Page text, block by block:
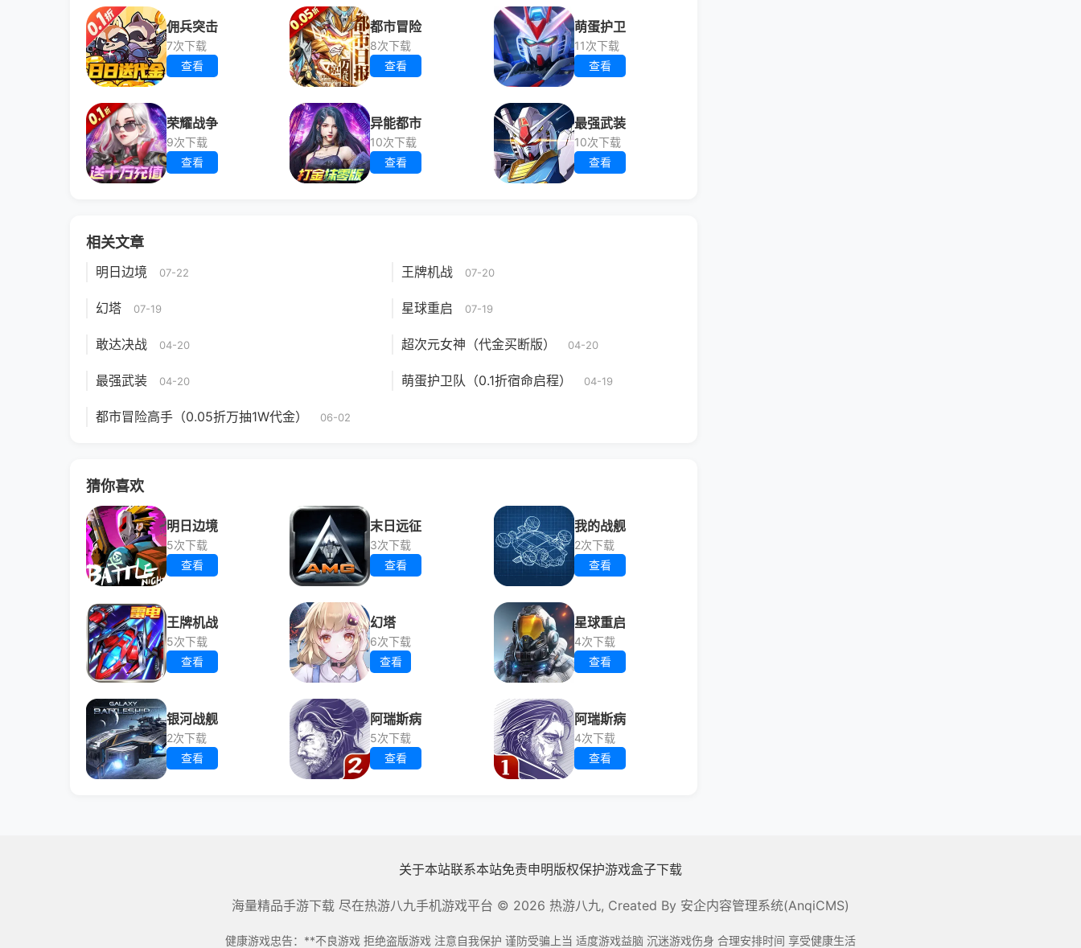
佣兵突击
7次下载
查看
都市冒险
8次下载
查看
萌蛋护卫
11次下载
查看
荣耀战争
9次下载
查看
异能都市
10次下载
查看
最强武装
10次下载
查看
相关文章
明日边境 07-22 王牌机战 07-20
幻塔 07-19 星球重启 07-19
敢达决战 04-20 超次元女神（代金买断版） 04-20
最强武装 04-20 萌蛋护卫队（0.1折宿命启程） 04-19
都市冒险高手（0.05折万抽1W代金） 06-02
猜你喜欢
明日边境
5次下载
查看
末日远征
3次下载
查看
我的战舰
2次下载
查看
王牌机战
5次下载
查看
幻塔
6次下载
查看
星球重启
4次下载
查看
银河战舰
2次下载
查看
阿瑞斯病
5次下载
查看
阿瑞斯病
4次下载
查看
关于本站联系本站免责申明版权保护游戏盒子下载
海量精品手游下载 尽在热游八九手机游戏平台 © 2026 热游八九, Created By 安企内容管理系统(AnqiCMS)
健康游戏忠告：**不良游戏 拒绝盗版游戏 注意自我保护 谨防受骗上当 适度游戏益脑 沉迷游戏伤身 合理安排时间 享受健康生活